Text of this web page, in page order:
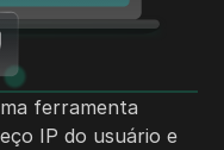
ferramenta
IP do usuário e